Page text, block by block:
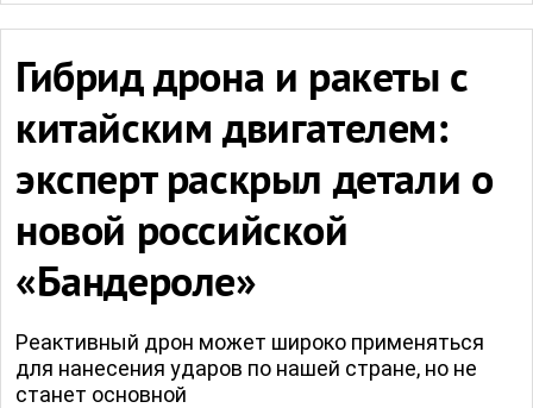
Гибрид дрона и ракеты с
китайским двигателем:
эксперт раскрыл детали о
новой российской
«Бандероле»
Реактивный дрон может широко применяться
для нанесения ударов по нашей стране, но не
станет основной